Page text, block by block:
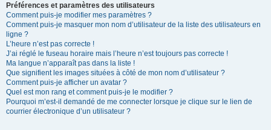
Préférences et paramètres des utilisateurs
Comment puis-je modifier mes paramètres ?
Comment puis-je masquer mon nom d’utilisateur de la liste des utilisateurs en
ligne ?
L’heure n’est pas correcte !
J’ai réglé le fuseau horaire mais l’heure n’est toujours pas correcte !
Ma langue n’apparaît pas dans la liste !
Que signifient les images situées à côté de mon nom d’utilisateur ?
Comment puis-je afficher un avatar ?
Quel est mon rang et comment puis-je le modifier ?
Pourquoi m’est-il demandé de me connecter lorsque je clique sur le lien de
courrier électronique d’un utilisateur ?